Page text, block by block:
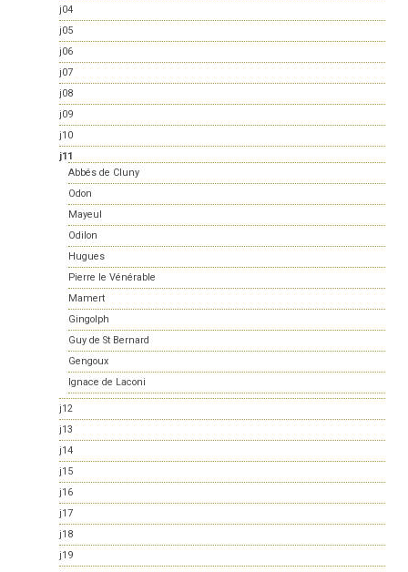
j04
j05
j06
j07
j08
j09
j10
j11
Abbés de Cluny
Odon
Mayeul
Odilon
Hugues
Pierre le Vénérable
Mamert
Gingolph
Guy de St Bernard
Gengoux
Ignace de Laconi
j12
j13
j14
j15
j16
j17
j18
j19